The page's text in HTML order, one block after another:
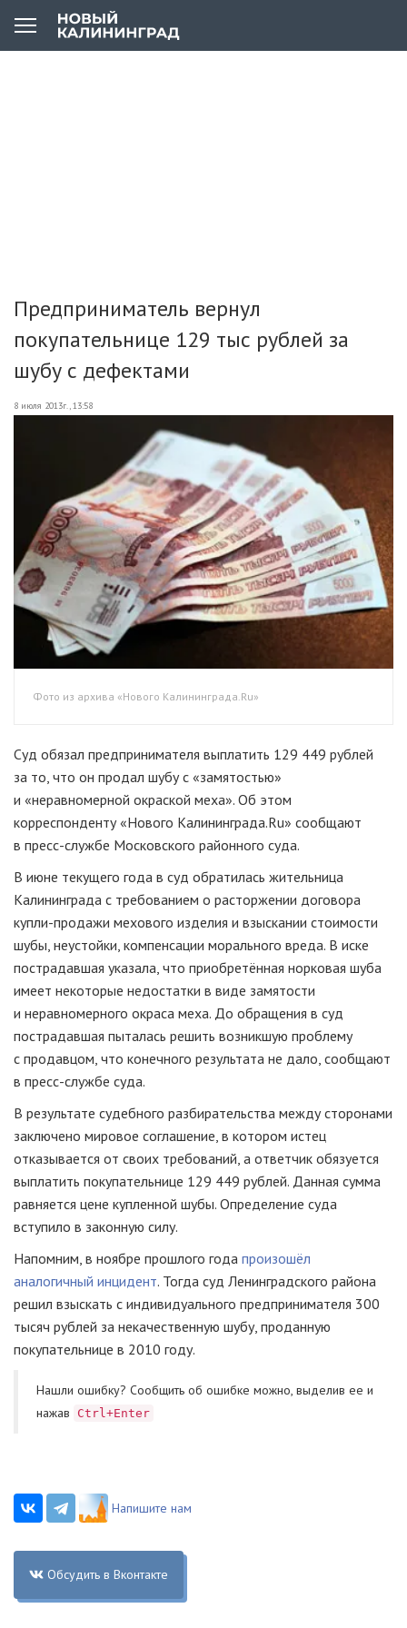
Предприниматель вернул
покупательнице 129 тыс рублей за
шубу с дефектами
8 июля 2013г., 13:58
Фото из архива «Нового Калининграда.Ru»
Суд обязал предпринимателя выплатить 129 449 рублей
за то, что он продал шубу с «замятостью»
и «неравномерной окраской меха». Об этом
корреспонденту «Нового Калининграда.Ru» сообщают
в пресс-службе Московского районного суда.
В июне текущего года в суд обратилась жительница
Калининграда с требованием о расторжении договора
купли-продажи мехового изделия и взыскании стоимости
шубы, неустойки, компенсации морального вреда. В иске
пострадавшая указала, что приобретённая норковая шуба
имеет некоторые недостатки в виде замятости
и неравномерного окраса меха. До обращения в суд
пострадавшая пыталась решить возникшую проблему
с продавцом, что конечного результата не дало, сообщают
в пресс-службе суда.
В результате судебного разбирательства между сторонами
заключено мировое соглашение, в котором истец
отказывается от своих требований, а ответчик обязуется
выплатить покупательнице 129 449 рублей. Данная сумма
равняется цене купленной шубы. Определение суда
вступило в законную силу.
Напомним, в ноябре прошлого года произошёл
аналогичный инцидент. Тогда суд Ленинградского района
решил взыскать с индивидуального предпринимателя 300
тысяч рублей за некачественную шубу, проданную
покупательнице в 2010 году.
Нашли ошибку? Cообщить об ошибке можно, выделив ее и
нажав
Ctrl+Enter
Напишите нам
Обсудить в Вконтакте